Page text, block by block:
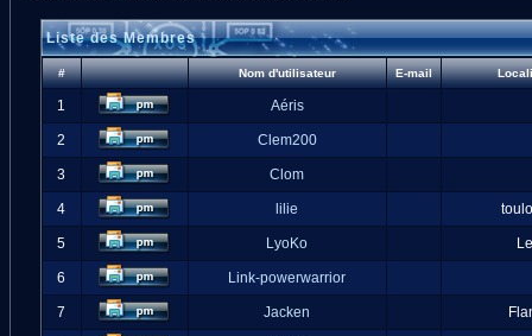
Liste des Membres
# Nom d'utilisateur E-mail
1 Aéris
2 Clem200
3 Clom
4 lilie
5 LyoKo
6 Link-powerwarrior
7 Jacken